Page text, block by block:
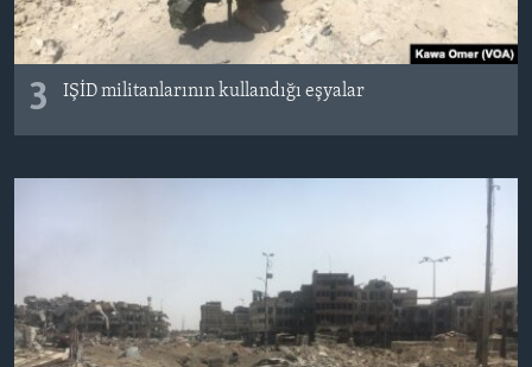
3 IŞİD militanlarının kullandığı eşyalar